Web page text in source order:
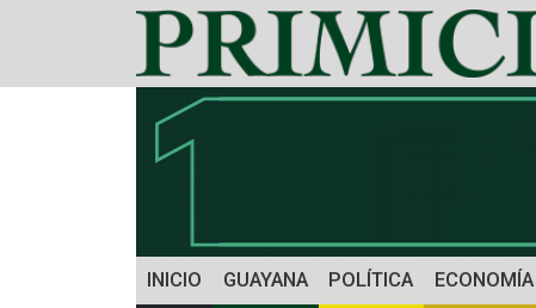
INICIO GUAYANA POLÍTICA ECONOMÍA